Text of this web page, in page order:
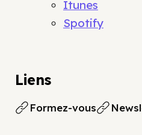
Itunes
Spotify
Liens
Formez-vous